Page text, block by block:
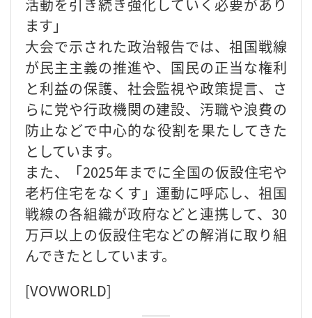
活動を引き続き強化していく必要があり
ます」
大会で示された政治報告では、祖国戦線
が民主主義の推進や、国民の正当な権利
と利益の保護、社会監視や政策提言、さ
らに党や行政機関の建設、汚職や浪費の
防止などで中心的な役割を果たしてきた
としています。
また、「2025年までに全国の仮設住宅や
老朽住宅をなくす」運動に呼応し、祖国
戦線の各組織が政府などと連携して、30
万戸以上の仮設住宅などの解消に取り組
んできたとしています。
[VOVWORLD]